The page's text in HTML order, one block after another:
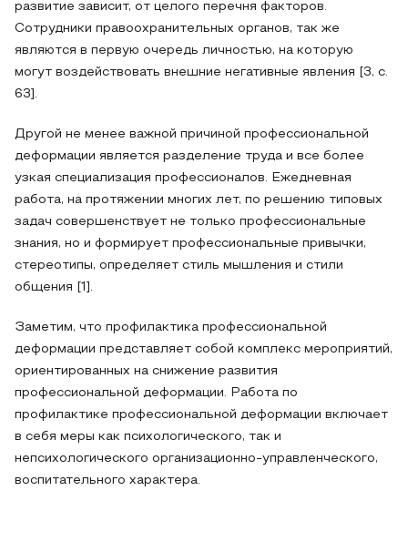
развитие зависит, от целого перечня факторов.
Сотрудники правоохранительных органов, так же
являются в первую очередь личностью, на которую
могут воздействовать внешние негативные явления [3, с.
63].
Другой не менее важной причиной профессиональной
деформации является разделение труда и все более
узкая специализация профессионалов. Ежедневная
работа, на протяжении многих лет, по решению типовых
задач совершенствует не только профессиональные
знания, но и формирует профессиональные привычки,
стереотипы, определяет стиль мышления и стили
общения [1].
Заметим, что профилактика профессиональной
деформации представляет собой комплекс мероприятий,
ориентированных на снижение развития
профессиональной деформации. Работа по
профилактике профессиональной деформации включает
в себя меры как психологического, так и
непсихологического организационно-управленческого,
воспитательного характера.